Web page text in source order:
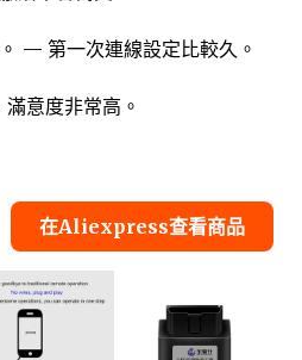
— 第一次連線設定比較久。
意度非常高。
在Aliexpress查看商品